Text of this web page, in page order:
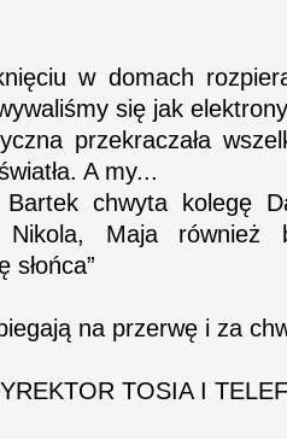
w domach
się jak
przekraczała
A my...
Bartek chwyta kolegę
Maja również
słońca”
na przerwę i za
TOSIA I